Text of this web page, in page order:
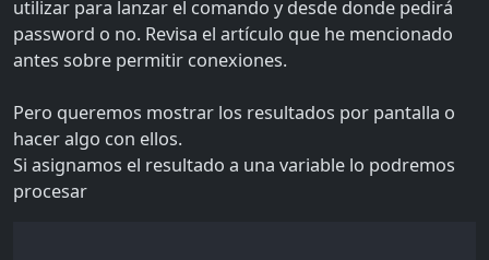
utilizar para lanzar el comando y desde donde pedirá
password o no. Revisa el artículo que he mencionado
antes sobre permitir conexiones.
Pero queremos mostrar los resultados por pantalla o
hacer algo con ellos.
Si asignamos el resultado a una variable lo podremos
procesar